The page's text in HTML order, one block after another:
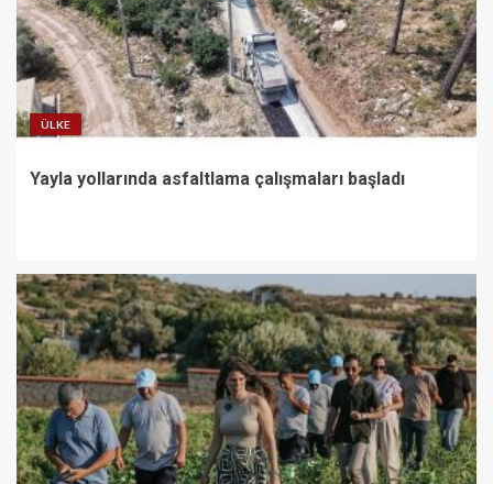
ÜLKE
Yayla yollarında asfaltlama çalışmaları başladı